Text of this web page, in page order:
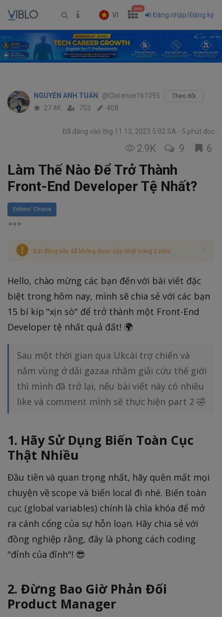
VI
new
Đăng nhập/Đăng ký
NGUYỄN ANH TUẤN @Clarence161095 Theo dõi
27.4K 753 408
Đã đăng vào thg 11 13, 2023 5:02 SA 5 phút đọc
2.9K 9 6
Làm Thế Nào Để Trở Thành
Front-End Developer Tệ Nhất?
Editors' Choice
Bài đăng này đã không được cập nhật trong 2 năm
Hello, chào mừng các bạn đến với bài viết đặc
biệt trong hôm nay, mình sẽ chia sẻ với các bạn
15 bí kíp "xịn sò" để trở thành một Front-End
Developer tệ nhất quả đất! 🌍
Sau một thời gian qua Ukcài trợ chiến và
nằm vùng ở dải gazaa nhằm giải cứu thế giới
thì mình đã trở lại, nếu bài viết này có nhiều
like và comment mình sẽ thực hiện part 2 🤣
1. Hãy Sử Dụng Biến Toàn Cục
Thật Nhiều
Đầu tiên và quan trọng nhất, hãy quên mất mọi
chuyện về scope và biến local đi nhé. Biến toàn
cục (global variables) chính là chìa khóa để mở
ra cánh cổng của sự hỗn loạn. Hãy chia sẻ với
đồng nghiệp rằng, đây là phong cách coding
"đỉnh của đỉnh"! 😎
2. Đừng Bao Giờ Phản Đối
Product Manager